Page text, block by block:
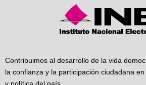
Contribuimos al desarrollo de la vida
la confianza y la participación ciudadana